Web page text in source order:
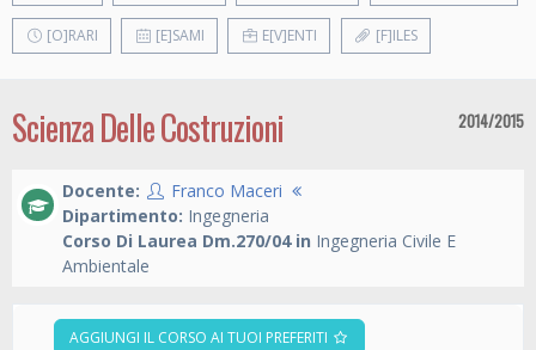
[O]RARI [E]SAMI E[V]ENTI [F]ILES
Scienza Delle Costruzioni 2014/2015
Docente:
Franco Maceri
Dipartimento: Ingegneria
Corso Di Laurea Dm.270/04 in Ingegneria Civile E
Ambientale
AGGIUNGI IL CORSO AI TUOI PREFERITI